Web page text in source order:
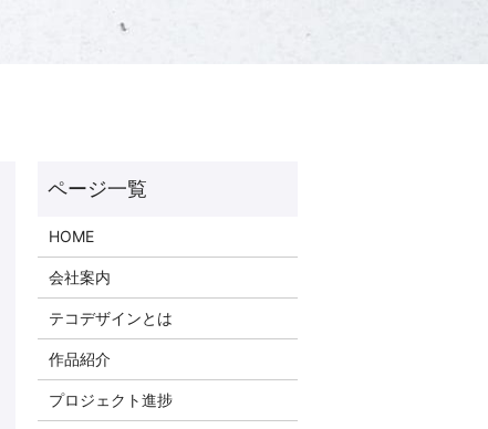
HOME
会社案内
テコデザインとは
作品紹介
プロジェクト進捗